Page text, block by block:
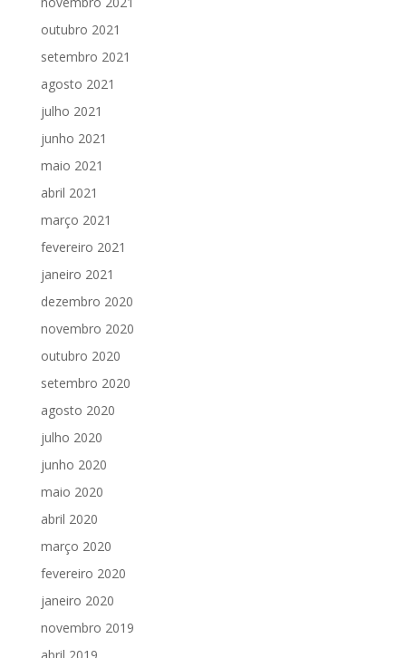
outubro 2021
setembro 2021
agosto 2021
julho 2021
junho 2021
maio 2021
abril 2021
março 2021
fevereiro 2021
janeiro 2021
dezembro 2020
novembro 2020
outubro 2020
setembro 2020
agosto 2020
julho 2020
junho 2020
maio 2020
abril 2020
março 2020
fevereiro 2020
janeiro 2020
novembro 2019